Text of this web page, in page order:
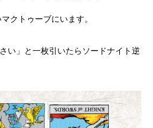
クトゥーブにいます。
い」と一枚引いたらソードナイト逆